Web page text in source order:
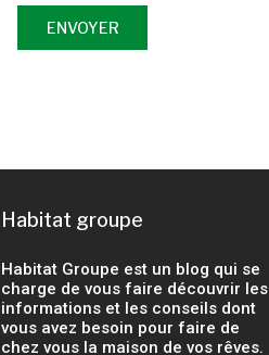
Habitat groupe
Habitat Groupe est un blog qui se
charge de vous faire découvrir les
informations et les conseils dont
vous avez besoin pour faire de
chez vous la maison de vos rêves.